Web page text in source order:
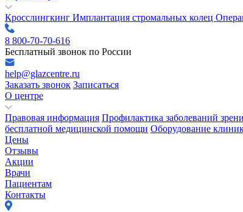
Кросслингкинг Имплантация стромальных колец
8 800-70-70-616
Бесплатный звонок по России
help@glazcentre.ru
Заказать звонок Записаться
О центре
Правовая информация Профилактика заболеваний
бесплатной медицинской помощи Оборудование
Цены
Отзывы
Акции
Врачи
Пациентам
Контакты